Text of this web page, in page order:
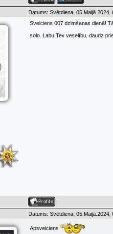
Datums: Svētdiena,
Sveiciens 007 dzimšanas dienā!
solo. Labu Tev veselību, daudz
Datums: Svētdiena,
Apsveiciens